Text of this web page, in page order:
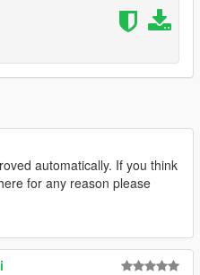
automatically. If you think
for any reason please